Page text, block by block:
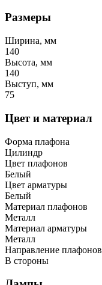
Размеры
Ширина, мм
140
Высота, мм
140
Выступ, мм
75
Цвет и материал
Форма плафона
Цилиндр
Цвет плафонов
Белый
Цвет арматуры
Белый
Материал плафонов
Металл
Материал арматуры
Металл
Направление плафонов
В стороны